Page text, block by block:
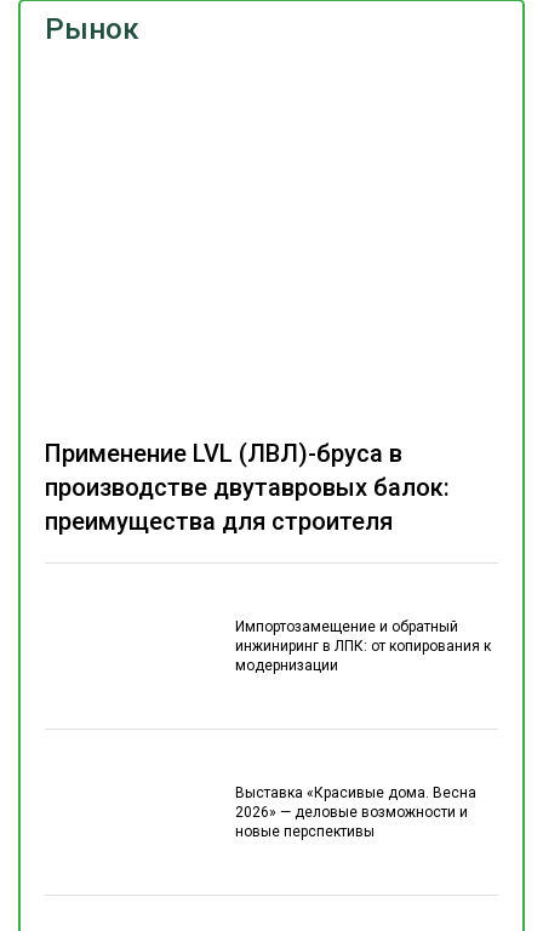
Рынок
Импортозамещение и обратный
инжиниринг в ЛПК: от копирования к
модернизации
Выставка «Красивые дома. Весна
2026» — деловые возможности и
новые перспективы
Применение LVL (ЛВЛ)-бруса в
производстве двутавровых балок:
преимущества для строителя